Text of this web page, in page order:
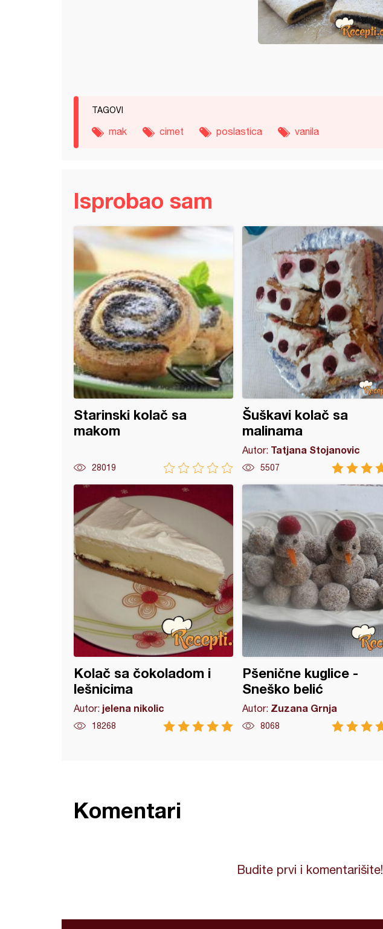
TAGOVI
mak cimet poslastica vanila
Isprobao sam
Starinski kolač sa
makom
28019
Šuškavi kolač sa
malinama
Autor: Tatjana Stojanovic
5507
plazma, vanila, maline
Kolač sa čokoladom i
lešnicima
Autor: jelena nikolic
18268
Pšenične kuglice -
Sneško belić
Autor: Zuzana Grnja
8068
na drugačiji način
Komentari
Budite prvi i komentarišite!